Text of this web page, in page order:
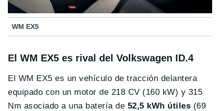
WM EX5
El WM EX5 es rival del Volkswagen ID.4
El WM EX5 es un vehículo de tracción delantera
equipado con un motor de 218 CV (160 kW) y 315
Nm asociado a una batería de 52,5 kWh útiles (69